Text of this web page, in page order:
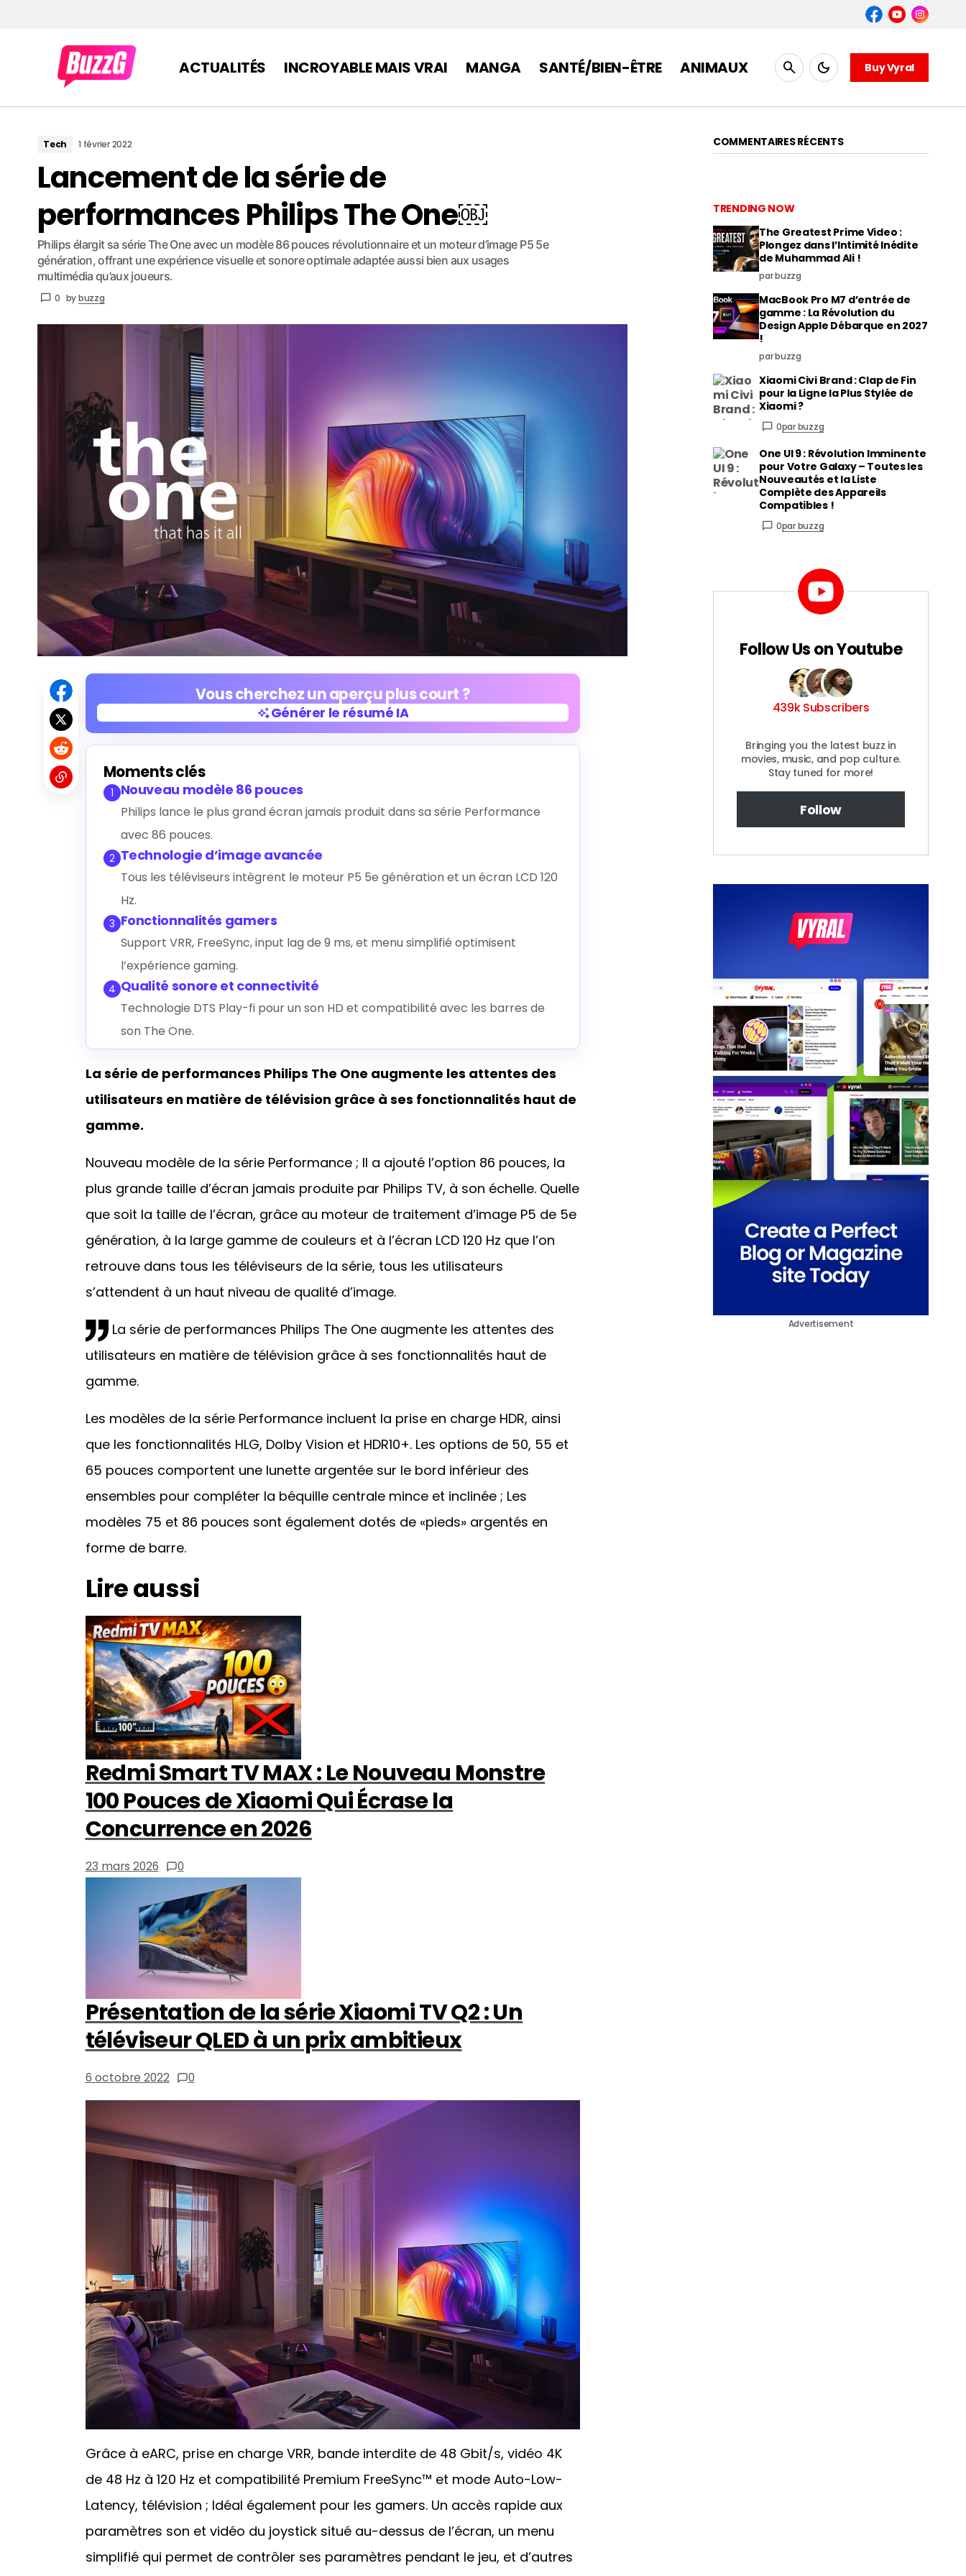
ACTUALITÉS INCROYABLE MAIS VRAI MANGA SANTÉ/BIEN-ÊTRE ANIMAUX Buy Vyral
Tech 1 février 2022
Lancement de la série de
performances Philips The One￼
Philips élargit sa série The One avec un modèle 86 pouces révolutionnaire et un moteur d’image P5 5e
génération, offrant une expérience visuelle et sonore optimale adaptée aussi bien aux usages
multimédia qu’aux joueurs.
0 bybuzzg
Vous cherchez un aperçu plus court ?
Générer le résumé IA
Moments clés
1 Nouveau modèle 86 pouces
Philips lance le plus grand écran jamais produit dans sa série Performance
avec 86 pouces.
2 Technologie d’image avancée
Tous les téléviseurs intègrent le moteur P5 5e génération et un écran LCD 120
Hz.
3 Fonctionnalités gamers
Support VRR, FreeSync, input lag de 9 ms, et menu simplifié optimisent
l’expérience gaming.
4 Qualité sonore et connectivité
Technologie DTS Play-fi pour un son HD et compatibilité avec les barres de
son The One.
La série de performances Philips The One augmente les attentes des
utilisateurs en matière de télévision grâce à ses fonctionnalités haut de
gamme.
Nouveau modèle de la série Performance ; Il a ajouté l’option 86 pouces, la
plus grande taille d’écran jamais produite par Philips TV, à son échelle. Quelle
que soit la taille de l’écran, grâce au moteur de traitement d’image P5 de 5e
génération, à la large gamme de couleurs et à l’écran LCD 120 Hz que l’on
retrouve dans tous les téléviseurs de la série, tous les utilisateurs
s’attendent à un haut niveau de qualité d’image.
La série de performances Philips The One augmente les attentes des
utilisateurs en matière de télévision grâce à ses fonctionnalités haut de
gamme.
Les modèles de la série Performance incluent la prise en charge HDR, ainsi
que les fonctionnalités HLG, Dolby Vision et HDR10+. Les options de 50, 55 et
65 pouces comportent une lunette argentée sur le bord inférieur des
ensembles pour compléter la béquille centrale mince et inclinée ; Les
modèles 75 et 86 pouces sont également dotés de «pieds» argentés en
forme de barre.
Lire aussi
Redmi Smart TV MAX : Le Nouveau Monstre
100 Pouces de Xiaomi Qui Écrase la
Concurrence en 2026
23 mars 2026 0
Présentation de la série Xiaomi TV Q2 : Un
téléviseur QLED à un prix ambitieux
6 octobre 2022 0
Grâce à eARC, prise en charge VRR, bande interdite de 48 Gbit/s, vidéo 4K
de 48 Hz à 120 Hz et compatibilité Premium FreeSync™ et mode Auto-Low-
Latency, télévision ; Idéal également pour les gamers. Un accès rapide aux
paramètres son et vidéo du joystick situé au-dessus de l’écran, un menu
simplifié qui permet de contrôler ses paramètres pendant le jeu, et d’autres
COMMENTAIRES RÉCENTS
TRENDING NOW
The Greatest Prime Video :
Plongez dans l’Intimité Inédite
de Muhammad Ali !
par buzzg
MacBook Pro M7 d’entrée de
gamme : La Révolution du
Design Apple Débarque en 2027
!
par buzzg
Xiaomi Civi Brand : Clap de Fin
pour la Ligne la Plus Stylée de
Xiaomi ?
0par buzzg
One UI 9 : Révolution Imminente
pour Votre Galaxy – Toutes les
Nouveautés et la Liste
Complète des Appareils
Compatibles !
0par buzzg
Follow Us on Youtube
439k Subscribers
Bringing you the latest buzz in
movies, music, and pop culture.
Stay tuned for more!
Follow
Advertisement